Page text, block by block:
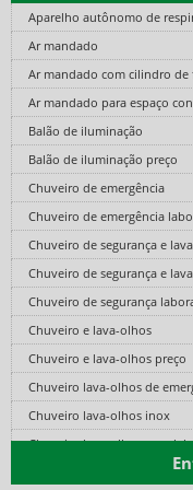
Aparelho autônomo de
Ar mandado
Ar mandado com cilindro de
Ar mandado para espaço
Balão de iluminação
Balão de iluminação preço
Chuveiro de emergência
Chuveiro de emergência
Chuveiro de segurança e
Chuveiro de segurança e
Chuveiro de segurança
Chuveiro e lava-olhos
Chuveiro e lava-olhos preço
Chuveiro lava-olhos de
Chuveiro lava-olhos inox
Chuveiro lava-olhos para
Cilindro de ar comprimido